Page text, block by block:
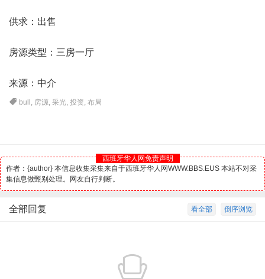
供求：出售
房源类型：三房一厅
来源：中介
bull , 房源,采光,投资,布局
西班牙华人网免责声明
作者：{author} 本信息收集采集来自于西班牙华人网WWW.BBS.EUS 本站不对采
集信息做甄别处理。网友自行判断。
倒序浏览
看全部
全部回复